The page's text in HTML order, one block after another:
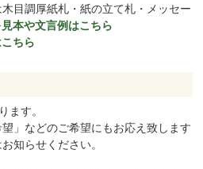
目調厚紙札・紙の立て札・メッセー
本や文言例はこちら
ちら
ます。
望」などのご希望にもお応え致します
知らせください。